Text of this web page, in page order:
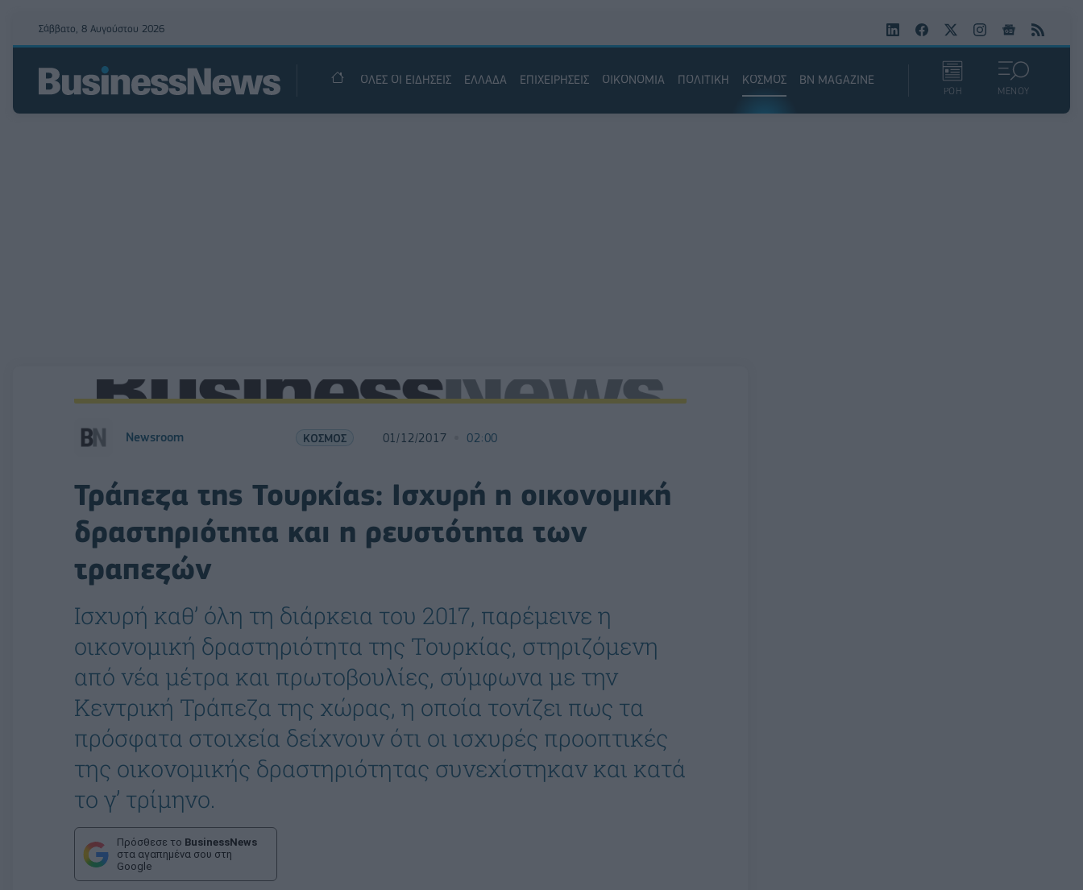
Σάββατο, 8 Αυγούστου 2026
ΟΛΕΣ ΟΙ ΕΙΔΗΣΕΙΣ ΕΛΛΑΔΑ ΕΠΙΧΕΙΡΗΣΕΙΣ ΟΙΚΟΝΟΜΙΑ ΠΟΛΙΤΙΚΗ ΚΟΣΜΟΣ BN MAGAZINE
ΡΟΗ ΜΕΝΟΥ
Newsroom ΚΟΣΜΟΣ 01/12/2017 02:00
Τράπεζα της Τουρκίας: Ισχυρή η οικονομική
δραστηριότητα και η ρευστότητα των
τραπεζών
Ισχυρή καθ’ όλη τη διάρκεια του 2017, παρέμεινε η
οικονομική δραστηριότητα της Τουρκίας, στηριζόμενη
από νέα μέτρα και πρωτοβουλίες, σύμφωνα με την
Κεντρική Τράπεζα της χώρας, η οποία τονίζει πως τα
πρόσφατα στοιχεία δείχνουν ότι οι ισχυρές προοπτικές
της οικονομικής δραστηριότητας συνεχίστηκαν και κατά
το γ’ τρίμηνο.
Πρόσθεσε το BusinessNews
στα αγαπημένα σου στη
Google